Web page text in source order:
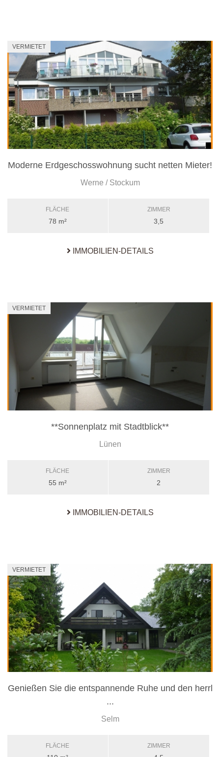
VERMIETET
Moderne Erdgeschosswohnung sucht netten Mieter!
Werne / Stockum
FLÄCHE
78 m²
ZIMMER
3,5
IMMOBILIEN-DETAILS
VERMIETET
**Sonnenplatz mit Stadtblick**
Lünen
FLÄCHE
55 m²
ZIMMER
2
IMMOBILIEN-DETAILS
VERMIETET
Genießen Sie die entspannende Ruhe und den herrl
...
Selm
FLÄCHE ZIMMER